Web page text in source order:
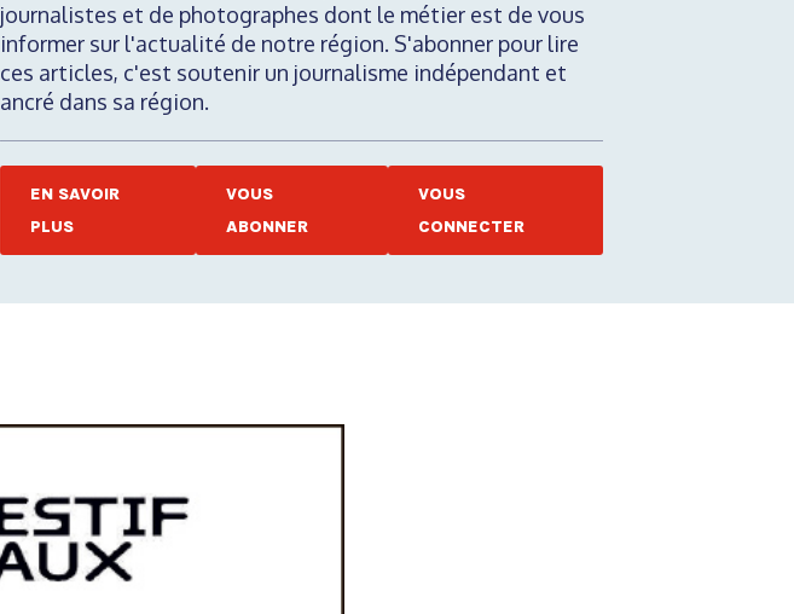
journalistes et de photographes dont le métier est de vous
informer sur l'actualité de notre région. S'abonner pour lire
ces articles, c'est soutenir un journalisme indépendant et
ancré dans sa région.
EN SAVOIR
PLUS
VOUS
ABONNER
VOUS
CONNECTER